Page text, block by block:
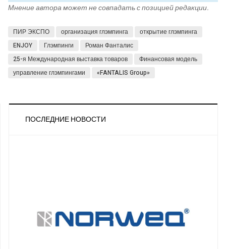
Мнение автора может не совпадать с позицией редакции.
ПИР ЭКСПО организация глэмпинга
открытие глэмпинга
ENJOY
Глэмпинги
Роман Фанталис
25-я Международная выставка товаров
Финансовая модель
управление глэмпингами
«FANTALIS Group»
ПОСЛЕДНИЕ НОВОСТИ